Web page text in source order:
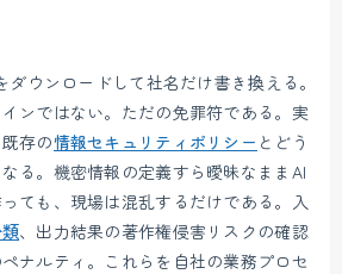
ウンロードして社名だけ書き換える。
ンではない。ただの免罪符である。実
存の情報セキュリティポリシー とどう
る。機密情報の定義すら曖昧なままAI
ても、現場は混乱するだけである。入
、出力結果の著作権侵害リスクの確認
ナルティ。これらを自社の業務プロセ